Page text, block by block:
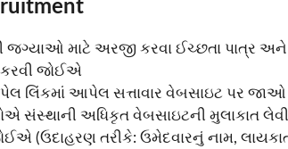
જગ્યાઓ માટે અરજી કરવા ઈચ્છતા પાત્ર
જોઈએ
લિંકમાં આપેલ સત્તાવાર વેબસાઇટ પર જાઓ
સંસ્થાની અધિકૃત વેબસાઇટની મુલાકાત
(ઉદાહરણ તરીકે: ઉમેદવારનું નામ,